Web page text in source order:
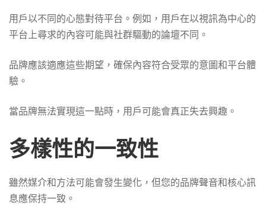
用戶以不同的心態對待平台。例如，用戶在以視訊為中心的
平台上尋求的內容可能與社群驅動的論壇不同。
品牌應該適應這些期望，確保內容符合受眾的意圖和平台體
驗。
當品牌無法實現這一點時，用戶可能會真正失去興趣。
多樣性的一致性
雖然媒介和方法可能會發生變化，但您的品牌聲音和核心訊
息應保持一致。